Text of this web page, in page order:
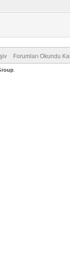
Forumları Okundu